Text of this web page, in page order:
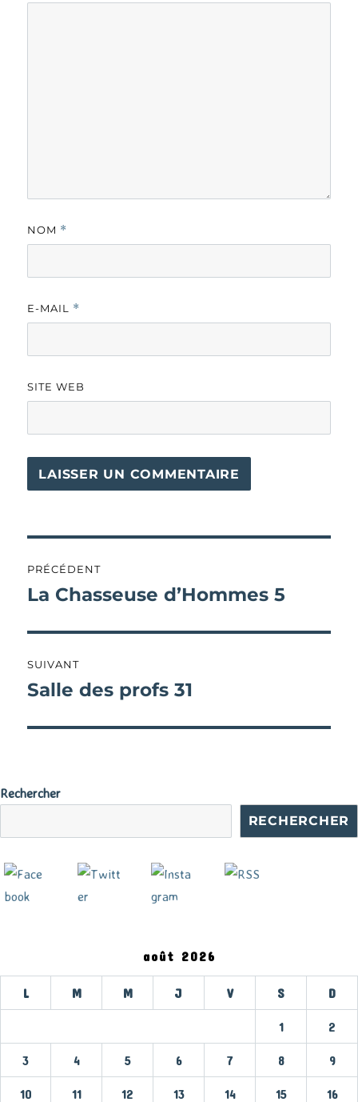
NOM *
E-MAIL *
SITE WEB
de
PRÉCÉDENT
Publication
La Chasseuse d’Hommes 5
SUIVANT
Publication
Salle des profs 31
Rechercher
RECHERCHER
août 2026
L M M J V S D
1 2
3 4 5 6 7 8 9
10 11 12 13 14 15 16